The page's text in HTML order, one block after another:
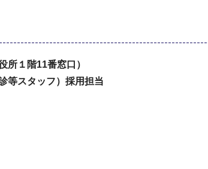
所１階11番窓口）
等スタッフ）採用担当